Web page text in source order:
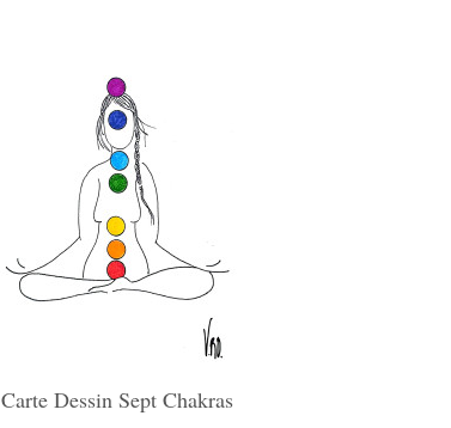
Carte Dessin Sept Chakras